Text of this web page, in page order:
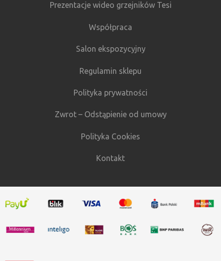
Prezentacje wideo grzejników Tesi
Współpraca
Salon ekspozycyjny
Regulamin sklepu
Polityka prywatności
Zwrot – Odstąpienie od umowy
Polityka Cookies
Kontakt